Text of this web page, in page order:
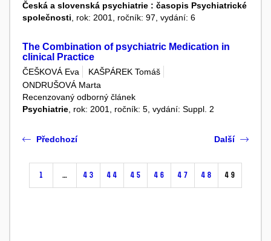
Česká a slovenská psychiatrie : časopis Psychiatrické
společnosti , rok: 2001, ročník: 97, vydání: 6
The Combination of psychiatric Medication in
clinical Practice
ČEŠKOVÁ Eva
KAŠPÁREK Tomáš
ONDRUŠOVÁ Marta
Recenzovaný odborný článek
Psychiatrie , rok: 2001, ročník: 5, vydání: Suppl. 2
Předchozí
1 … 43 44 45 46 47 48 49
Další